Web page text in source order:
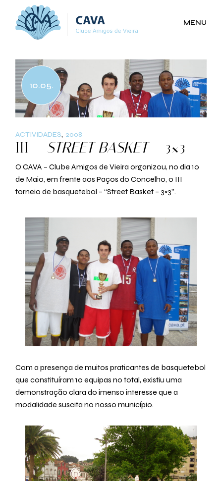
content
MENU
10.05.
ACTIVIDADES 2008
III – STREET BASKET– 3×3
O CAVA – Clube Amigos de Vieira organizou, no dia 10
de Maio, em frente aos Paços do Concelho, o III
torneio de basquetebol – “Street Basket – 3×3”.
Com a presença de muitos praticantes de basquetebol
que constituíram 10 equipas no total, existiu uma
demonstração clara do imenso interesse que a
modalidade suscita no nosso município.